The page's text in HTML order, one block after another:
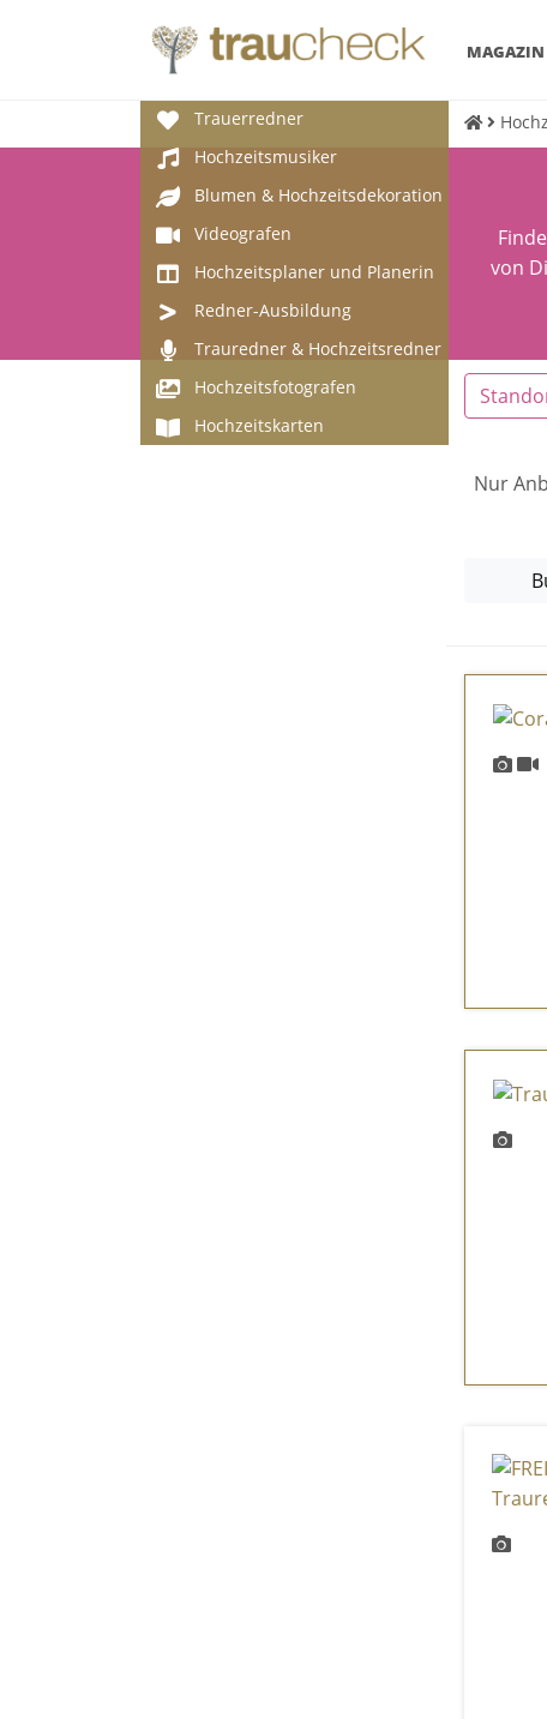
MAGAZIN
Trauerredner
Hochzeitsmusiker
Blumen & Hochzeitsdekoration
Videografen
Hochzeitsplaner und Planerin
Redner-Ausbildung
Trauredner & Hochzeitsredner
Hochzeitsfotografen
Hochzeitskarten
von
Nur